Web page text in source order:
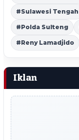
#Sulawesi Tengah
#Polda Sulteng
#Reny Lamadjido
Iklan